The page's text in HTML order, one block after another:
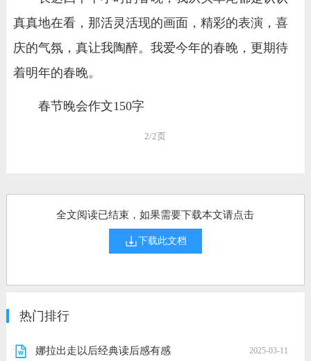
真真地在看，那活灵活现的画面，精彩的表演，喜
庆的气氛，真让我陶醉。我爱今年的春晚，更期待
着明年的春晚。
春节晚会作文150字
2/2页
全文阅读已结束，如果需要下载本文请点击
下载此文档
热门排行
娜拉出走以后经典读后感有感 2025-03-11